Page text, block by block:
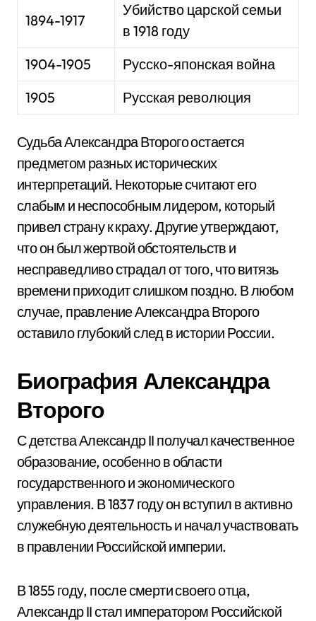
1894-1917
Убийство царской семьи
в 1918 году
1904-1905
Русско-японская война
1905
Русская революция
Судьба Александра Второго остается
предметом разных исторических
интерпретаций. Некоторые считают его
слабым и неспособным лидером, который
привел страну к краху. Другие утверждают,
что он был жертвой обстоятельств и
несправедливо страдал от того, что витязь
времени приходит слишком поздно. В любом
случае, правление Александра Второго
оставило глубокий след в истории России.
Биография Александра
Второго
С детства Александр II получал качественное
образование, особенно в области
государственного и экономического
управления. В 1837 году он вступил в активно
служебную деятельность и начал участвовать
в правлении Российской империи.
В 1855 году, после смерти своего отца,
Александр II стал императором Российской